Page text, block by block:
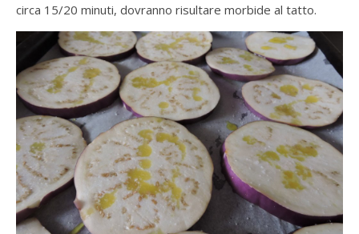
circa 15/20 minuti, dovranno risultare morbide al tatto.